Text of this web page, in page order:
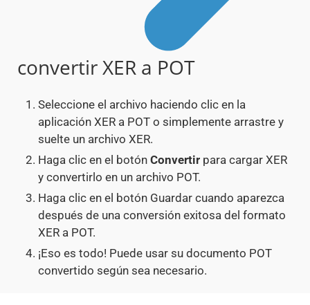
convertir XER a POT
Seleccione el archivo haciendo clic en la
aplicación XER a POT o simplemente arrastre y
suelte un archivo XER.
Haga clic en el botón Convertir para cargar XER
y convertirlo en un archivo POT.
Haga clic en el botón Guardar cuando aparezca
después de una conversión exitosa del formato
XER a POT.
¡Eso es todo! Puede usar su documento POT
convertido según sea necesario.